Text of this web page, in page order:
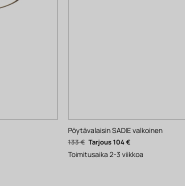
Pöytävalaisin SADIE valkoinen
133€ Alkuperäinen
hinta
oli:
133 €.
104€Nykyinen
on:
104 €.
Toimitusaika 2-3 viikkoa